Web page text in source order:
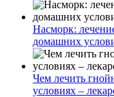
Насморк:
домашних
Чем лечить
условиях –